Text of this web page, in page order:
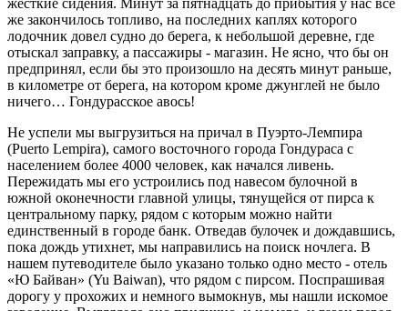
же закончилось топливо, на последних каплях которого
лодочник довел судно до берега, к небольшой деревне, где
отыскал заправку, а пассажиры - магазин. Не ясно, что бы он
предпринял, если бы это произошло на десять минут раньше,
в километре от берега, на котором кроме джунглей не было
ничего… Гондурасское авось!
Не успели мы выгрузиться на причал в Пуэрто-Лемпира
(Puerto Lempira), самого восточного города Гондураса с
населением более 4000 человек, как начался ливень.
Пережидать мы его устроились под навесом булочной в
южной оконечности главной улицы, тянущейся от пирса к
центральному парку, рядом с которым можно найти
единственный в городе банк. Отведав булочек и дождавшись,
пока дождь утихнет, мы направились на поиск ночлега. В
нашем путеводителе было указано только одно место - отель
«Ю Байван» (Yu Baiwan), что рядом с пирсом. Поспрашивая
дорогу у прохожих и немного вымокнув, мы нашли искомое